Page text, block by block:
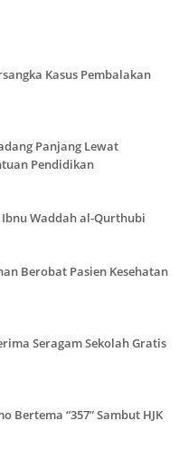
Kasus Pembalakan
Panjang Lewat
Pendidikan
Waddah al-Qurthubi
Berobat Pasien Kesehatan
Seragam Sekolah Gratis
Bertema “357” Sambut HJK